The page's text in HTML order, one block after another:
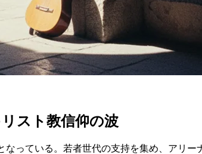
スト教信仰の波
っている。若者世代の支持を集め、アリ